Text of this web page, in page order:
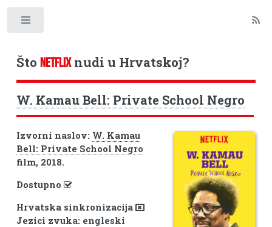
Što NETFLIXnudi u Hrvatskoj?
W. Kamau Bell: Private School Negro
Izvorni naslov: W. Kamau
Bell: Private School Negro
film, 2018.
Dostupno
Hrvatska sinkronizacija
Jezici zvuka: engleski